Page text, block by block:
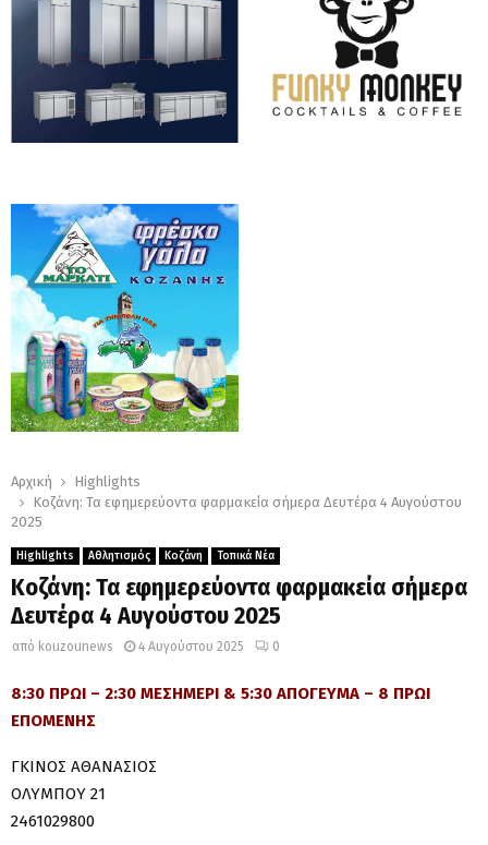
Αρχική
Highlights
Κοζάνη: Τα εφημερεύοντα φαρμακεία σήμερα Δευτέρα 4 Αυγούστου
2025
Highlights Αθλητισμός Κοζάνη Τοπικά Νέα
Κοζάνη: Τα εφημερεύοντα φαρμακεία σήμερα
Δευτέρα 4 Αυγούστου 2025
από kouzounews 4 Αυγούστου 2025 0
8:30 ΠΡΩΙ – 2:30 ΜΕΣΗΜΕΡΙ & 5:30 ΑΠΟΓΕΥΜΑ – 8 ΠΡΩΙ
ΕΠΟΜΕΝΗΣ
ΓΚΙΝΟΣ ΑΘΑΝΑΣΙΟΣ
ΟΛΥΜΠΟΥ 21
2461029800